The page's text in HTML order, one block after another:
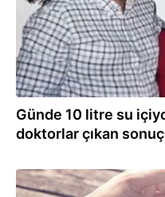
Günde 10 litre su
doktorlar çıkan
18.07.2023